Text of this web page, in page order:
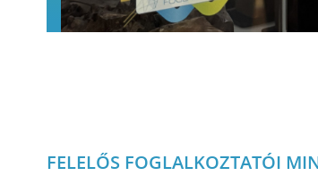
FELELŐS FOGLALKOZTATÓI